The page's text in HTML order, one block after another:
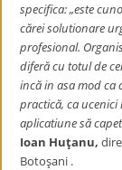
specifica:„este
cărei solutionare
profesional.
diferă cu totul de
incă in asa mod ca
practică, ca
aplicatiune să
Ioan Huţanu,
Botoşani .